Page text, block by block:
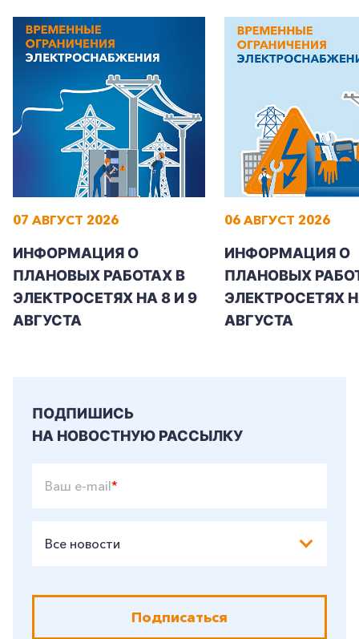
+7-800-700-24-57
Заказать обратный звонок
Частным клиентам
07 АВГУСТ 2026
ИНФОРМАЦИЯ О
ПЛАНОВЫХ РАБОТАХ В
ЭЛЕКТРОСЕТЯХ НА 8 И 9
АВГУСТА
06 АВГУСТ 2026
ИНФОРМАЦИЯ О
ПЛАНОВЫХ
ЭЛЕКТРОСЕТЯХ
АВГУСТА
ПОДПИШИСЬ
НА НОВОСТНУЮ РАССЫЛКУ
Ваш e-mail*
Все новости
Подписаться